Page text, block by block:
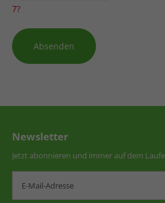
7?
Absenden
Newsletter
Jetzt abonnieren und immer auf dem